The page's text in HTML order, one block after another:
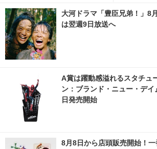
t
大河ドラマ「豊臣兄弟！」8
は翌週9日放送へ
A賞は躍動感溢れるスタチュ
ン：ブランド・ニュー・デ
日発売開始
8月8日から店頭販売開始！